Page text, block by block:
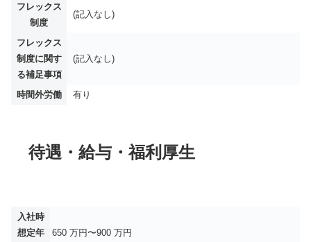
フレックス
制度
(記入なし)
フレックス
制度に関す
る補足事項
(記入なし)
時間外労働 有り
待遇・給与・福利厚生
入社時
想定年
650 万円〜900 万円